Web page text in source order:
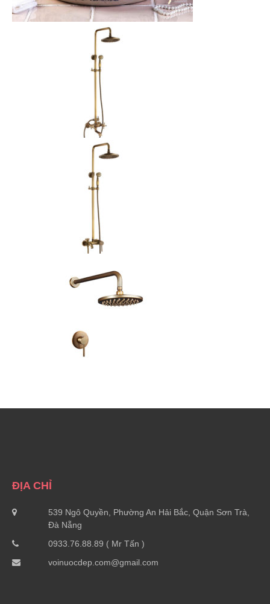
ĐỊA CHỈ
539 Ngô Quyền, Phường An Hải Bắc, Quận Sơn Trà,
Đà Nẵng
0933.76.88.89 ( Mr Tấn )
voinuocdep.com@gmail.com